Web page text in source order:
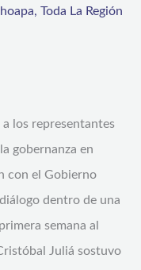
, Toda La Región
los representantes
gobernanza en
con el Gobierno
dentro de una
semana al
Juliá sostuvo